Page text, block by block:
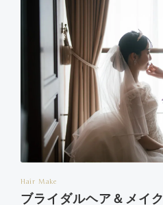
Hair Make
ブライダルヘア＆メイク